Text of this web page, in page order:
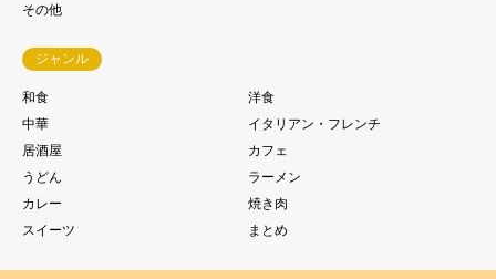
その他
ジャンル
和食
洋食
中華
イタリアン・フレンチ
居酒屋
カフェ
うどん
ラーメン
カレー
焼き肉
スイーツ
まとめ